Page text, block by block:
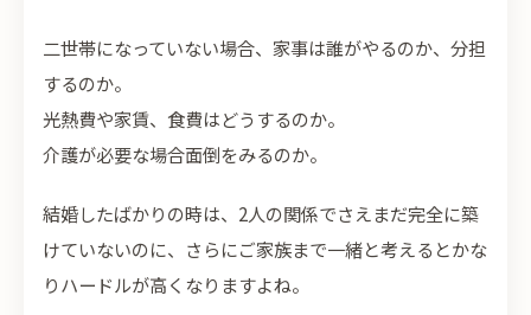
二世帯になっていない場合、家事は誰がやるのか、分担
するのか。
光熱費や家賃、食費はどうするのか。
介護が必要な場合面倒をみるのか。
結婚したばかりの時は、2人の関係でさえまだ完全に築
けていないのに、さらにご家族まで一緒と考えるとかな
りハードルが高くなりますよね。